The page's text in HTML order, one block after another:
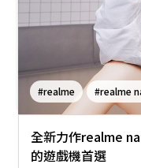
#realme #realme
全新力作realme
的遊戲機首選